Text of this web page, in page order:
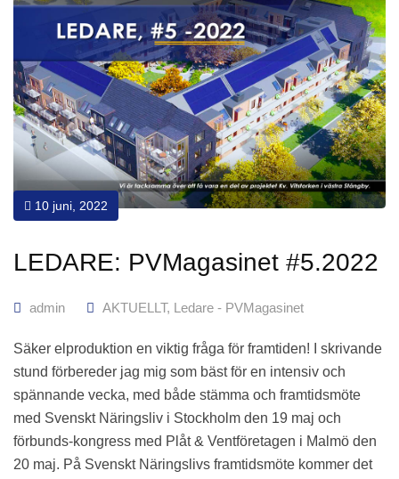
10 juni, 2022
LEDARE: PVMagasinet #5.2022
admin AKTUELLT, Ledare - PVMagasinet
Säker elproduktion en viktig fråga för framtiden! I skrivande
stund förbereder jag mig som bäst för en intensiv och
spännande vecka, med både stämma och framtidsmöte
med Svenskt Näringsliv i Stockholm den 19 maj och
förbunds-kongress med Plåt & Ventföretagen i Malmö den
20 maj. På Svenskt Näringslivs framtidsmöte kommer det